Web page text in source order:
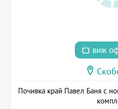
виж
Почивка край Павел Баня с